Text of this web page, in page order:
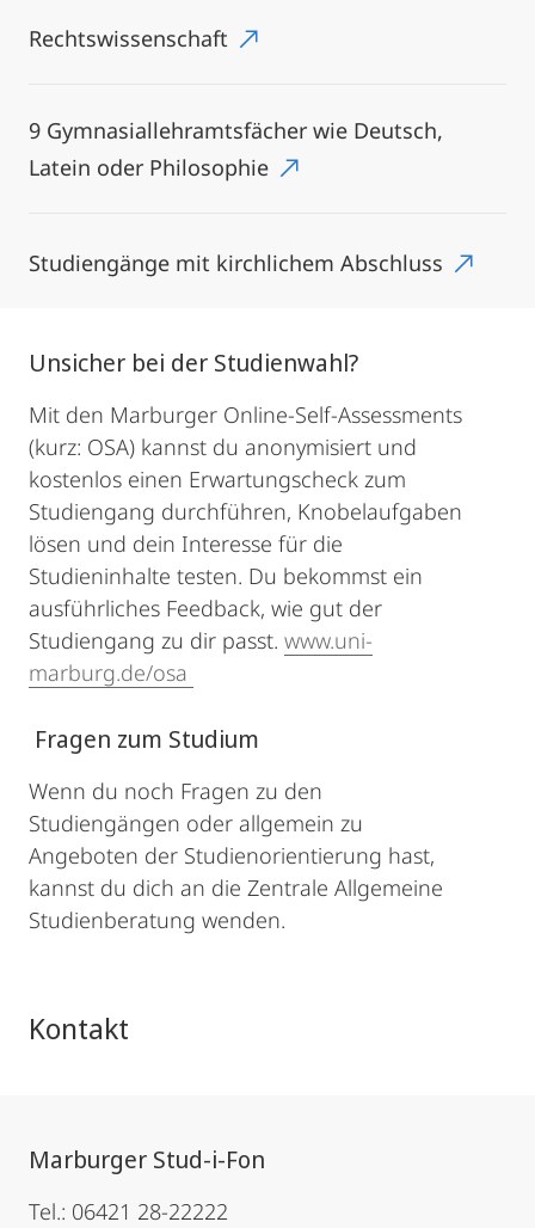
Rechtswissenschaft
9 Gymnasiallehramtsfächer wie Deutsch,
Latein oder Philosophie
Studiengänge mit kirchlichem Abschluss
Unsicher bei der Studienwahl?
Mit den Marburger Online-Self-Assessments
(kurz: OSA) kannst du anonymisiert und
kostenlos einen Erwartungscheck zum
Studiengang durchführen, Knobelaufgaben
lösen und dein Interesse für die
Studieninhalte testen. Du bekommst ein
ausführliches Feedback, wie gut der
Studiengang zu dir passt. www.uni-
marburg.de/osa
Fragen zum Studium
Wenn du noch Fragen zu den
Studiengängen oder allgemein zu
Angeboten der Studienorientierung hast,
kannst du dich an die Zentrale Allgemeine
Studienberatung wenden.
Kontakt
Marburger Stud-i-Fon
Tel.: 06421 28-22222